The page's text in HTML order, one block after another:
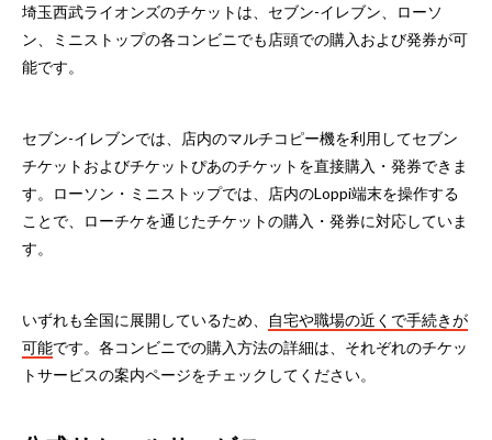
埼玉西武ライオンズのチケットは、セブン-イレブン、ローソ
ン、ミニストップの各コンビニでも店頭での購入および発券が可
能です。
セブン-イレブンでは、店内のマルチコピー機を利用してセブン
チケットおよびチケットぴあのチケットを直接購入・発券できま
す。ローソン・ミニストップでは、店内のLoppi端末を操作する
ことで、ローチケを通じたチケットの購入・発券に対応していま
す。
いずれも全国に展開しているため、
自宅や職場の近くで手続きが
可能です。各コンビニでの購入方法の詳細は、それぞれのチケッ
トサービスの案内ページをチェックしてください。